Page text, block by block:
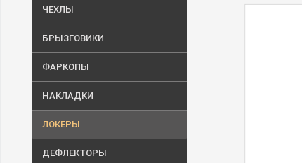
ЧЕХЛЫ
БРЫЗГОВИКИ
ФАРКОПЫ
НАКЛАДКИ
ЛОКЕРЫ
ДЕФЛЕКТОРЫ